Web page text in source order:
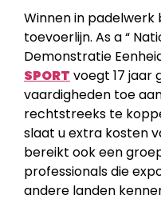
Winnen in
toevoerlijn. As a “
Demonstratie
SPORT voegt 17 jaar
vaardigheden toe
rechtstreeks te
slaat u extra kosten
bereikt ook een
professionals die
andere landen